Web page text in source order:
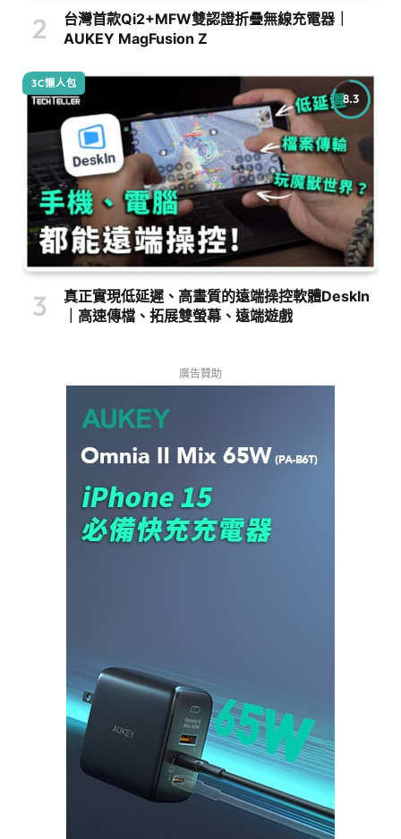
台灣首款Qi2+MFW雙認證折疊無線充電器｜
AUKEY MagFusion Z
8.3
3C懶人包
真正實現低延遲、高畫質的遠端操控軟體DeskIn
｜高速傳檔、拓展雙螢幕、遠端遊戲
廣告贊助